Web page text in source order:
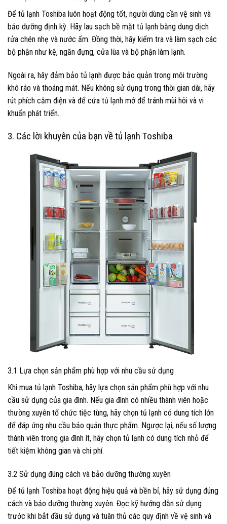
Để tủ lạnh Toshiba luôn hoạt động tốt, người dùng cần vệ sinh và
bảo dưỡng định kỳ. Hãy lau sạch bề mặt tủ lạnh bằng dung dịch
rửa chén nhẹ và nước ấm. Đồng thời, hãy kiểm tra và làm sạch các
bộ phận như kệ, ngăn đựng, cửa lùa và bộ phận làm lạnh.
Ngoài ra, hãy đảm bảo tủ lạnh được bảo quản trong môi trường
khô ráo và thoáng mát. Nếu không sử dụng trong thời gian dài, hãy
rút phích cắm điện và để cửa tủ lạnh mở để tránh mùi hôi và vi
khuẩn phát triển.
3. Các lời khuyên của bạn về tủ lạnh Toshiba
3.1 Lựa chọn sản phẩm phù hợp với nhu cầu sử dụng
Khi mua tủ lạnh Toshiba, hãy lựa chọn sản phẩm phù hợp với nhu
cầu sử dụng của gia đình. Nếu gia đình có nhiều thành viên hoặc
thường xuyên tổ chức tiệc tùng, hãy chọn tủ lạnh có dung tích lớn
để đáp ứng nhu cầu bảo quản thực phẩm. Ngược lại, nếu số lượng
thành viên trong gia đình ít, hãy chọn tủ lạnh có dung tích nhỏ để
tiết kiệm không gian và chi phí.
3.2 Sử dụng đúng cách và bảo dưỡng thường xuyên
Để tủ lạnh Toshiba hoạt động hiệu quả và bền bỉ, hãy sử dụng đúng
cách và bảo dưỡng thường xuyên. Đọc kỹ hướng dẫn sử dụng
trước khi bắt đầu sử dụng và tuân thủ các quy định về vệ sinh và